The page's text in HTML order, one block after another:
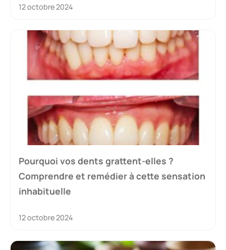
12 octobre 2024
Pourquoi vos dents grattent-elles ?
Comprendre et remédier à cette sensation
inhabituelle
12 octobre 2024